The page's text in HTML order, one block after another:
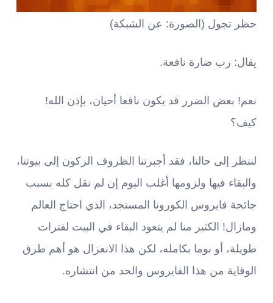
حظر تجول (الصورة: عن الشبكة)
يقال: رب ضارة نافعة.
نعم! بعض الضرر قد يكون نافعا أحيان، بإذن الله!
كيف؟
لننظر إلى حالنا، فقد أجبرتنا الظروف الركون إلى بيوتنا،
والبقاء فيها ولزومها أغلب اليوم إن لم نقل كله بسبب
جائحة فايروس الكورونا المستجد، الذي احتاج العالم
ومازال! الكثير منا لم يتعود البقاء في البيت لفترات
طويلة، أو بوما بكامله، لكن هذا الانعزال هو أهم طرق
الوقاية من هذا الفايروس والحد من انتشاره.